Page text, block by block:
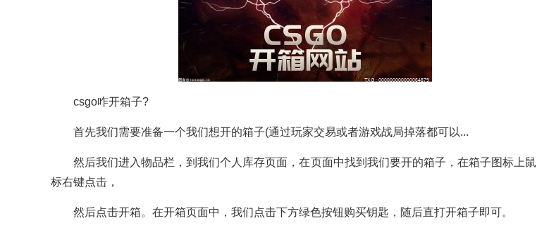
csgo咋开箱子?
首先我们需要准备一个我们想开的箱子(通过玩家交易或者游戏战局掉落都可以...
然后我们进入物品栏，到我们个人库存页面，在页面中找到我们要开的箱子，在箱子图标上鼠
标右键点击，
然后点击开箱。在开箱页面中，我们点击下方绿色按钮购买钥匙，随后直打开箱子即可。